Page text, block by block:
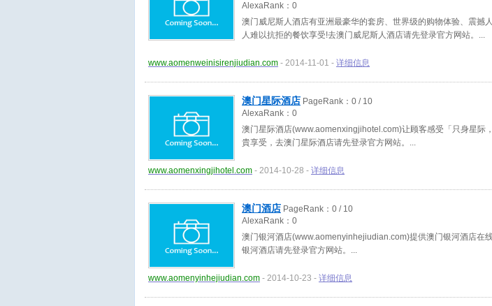
AlexaRank： 0
澳门威尼斯人酒店有亚洲最豪华的套房、世界级的购物体验、震撼
人难以抗拒的餐饮享受!去澳门威尼斯人酒店请先登录官方网站。
www.aomenweinisirenjiudian.com - 2014-11-01 - 详细信息
澳门星际酒店 PageRank： 0 / 10
AlexaRank： 0
澳门星际酒店(www.aomenxingjihotel.com)让顾客感受「只身星际
貴享受，去澳门星际酒店请先登录官方网站。
www.aomenxingjihotel.com - 2014-10-28 - 详细信息
澳门酒店 PageRank： 0 / 10
AlexaRank： 0
澳门银河酒店(www.aomenyinhejiudian.com)提供澳门银河酒店在
银河酒店请先登录官方网站。
www.aomenyinhejiudian.com - 2014-10-23 - 详细信息